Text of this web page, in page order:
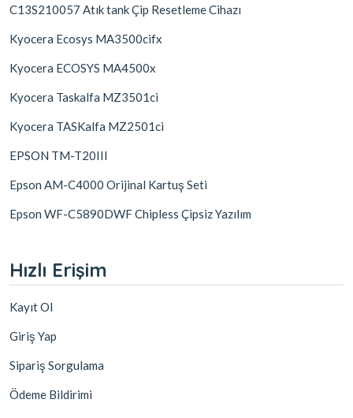
C13S210057 Atık tank Çip Resetleme Cihazı
Kyocera Ecosys MA3500cifx
Kyocera ECOSYS MA4500x
Kyocera Taskalfa MZ3501ci
Kyocera TASKalfa MZ2501ci
EPSON TM-T20III
Epson AM-C4000 Orijinal Kartuş Seti
Epson WF-C5890DWF Chipless Çipsiz Yazılım
Hızlı Erişim
Kayıt Ol
Giriş Yap
Sipariş Sorgulama
Ödeme Bildirimi